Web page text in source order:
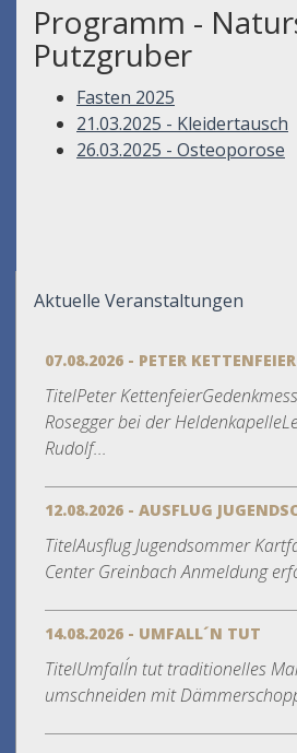
Programm -
Putzgruber
Fasten 2025
21.03.2025 - Kleidertausch
26.03.2025 - Osteoporose
Aktuelle Veranstaltungen
07.08.2026 - PETER KETTENFEIER
TitelPeter
Rosegger bei der
Rudolf...
12.08.2026 - AUSFLUG
TitelAusflug Jugendsommer
Center Greinbach Anmeldung
14.08.2026 - UMFALL´N TUT
TitelUmfall´n tut traditionelles
umschneiden mit